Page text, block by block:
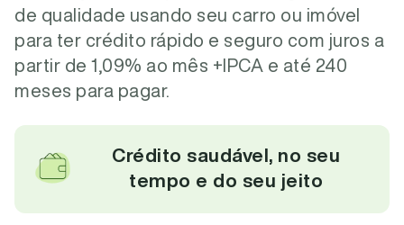
de qualidade usando seu carro ou imóvel
para ter crédito rápido e seguro com juros a
partir de 1,09% ao mês +IPCA e até 240
meses para pagar.
Crédito saudável, no seu
tempo e do seu jeito